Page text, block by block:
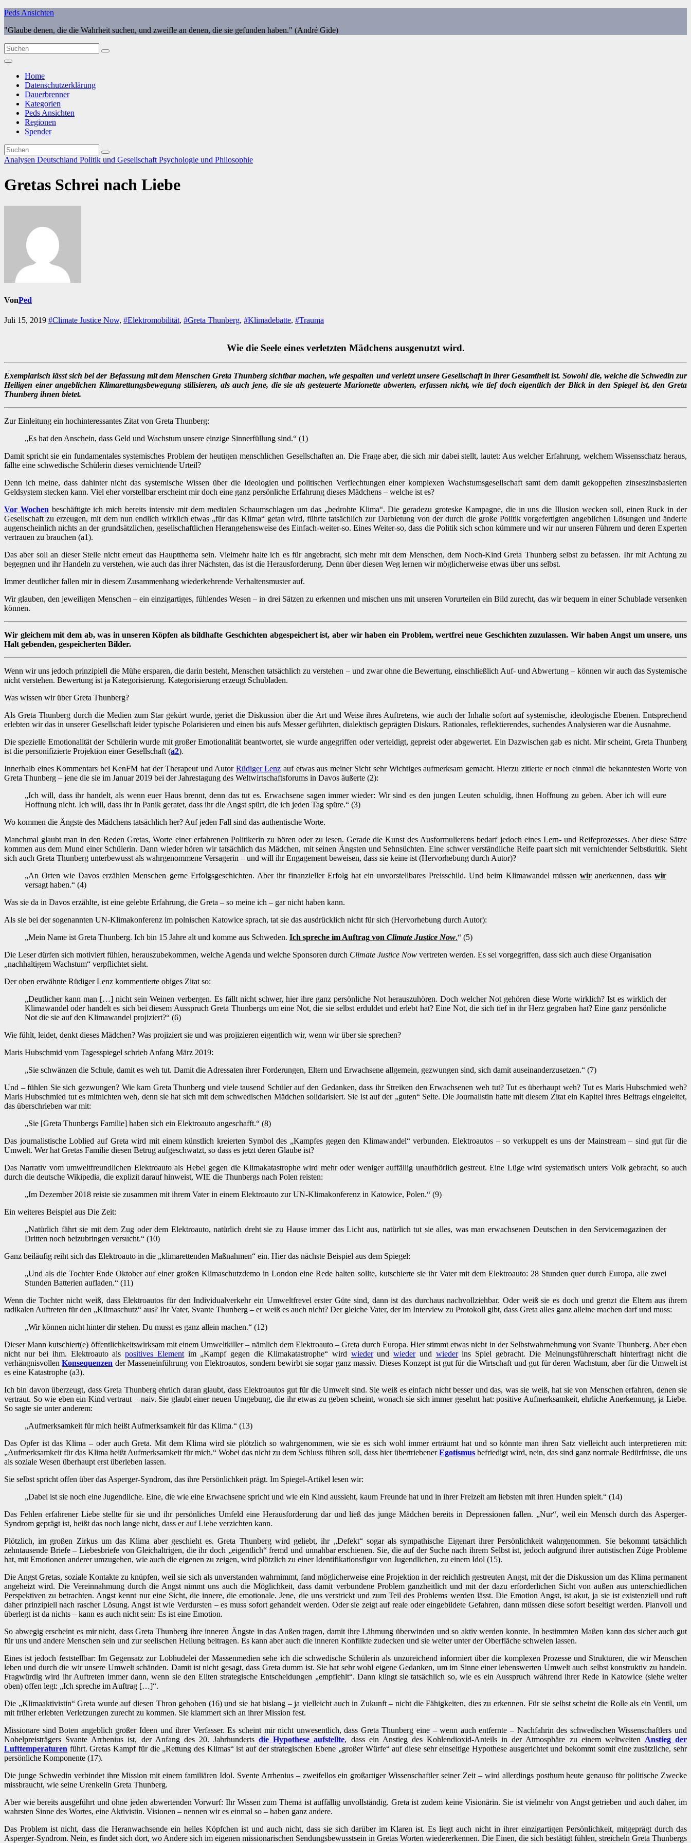
Zum
springen
Peds Ansichten
"Glaube denen, die die Wahrheit suchen, und zweifle an denen, die sie gefunden haben." (André Gide)
Home
Datenschutzerklärung
Dauerbrenner
Kategorien
Peds Ansichten
Regionen
Spender
Analysen Deutschland Politik und Gesellschaft Psychologie und Philosophie
Gretas Schrei nach Liebe
VonPed
Juli 15, 2019 #Climate Justice Now, #Elektromobilität, #Greta Thunberg, #Klimadebatte, #Trauma
Wie die Seele eines verletzten Mädchens ausgenutzt wird.
Exemplarisch lässt sich bei der Befassung mit dem Menschen Greta Thunberg sichtbar machen, wie gespalten und verletzt unsere Gesellschaft in ihrer Gesamtheit ist. Sowohl die, welche die Schwedin zur
Heiligen einer angeblichen Klimarettungsbewegung stilisieren, als auch jene, die sie als gesteuerte Marionette abwerten, erfassen nicht, wie tief doch eigentlich der Blick in den Spiegel ist, den Greta
Thunberg ihnen bietet.
Zur Einleitung ein hochinteressantes Zitat von Greta Thunberg:
„Es hat den Anschein, dass Geld und Wachstum unsere einzige Sinnerfüllung sind.“ (1)
Damit spricht sie ein fundamentales systemisches Problem der heutigen menschlichen Gesellschaften an. Die Frage aber, die sich mir dabei stellt, lautet: Aus welcher Erfahrung, welchem Wissensschatz heraus,
fällte eine schwedische Schülerin dieses vernichtende Urteil?
Denn ich meine, dass dahinter nicht das systemische Wissen über die Ideologien und politischen Verflechtungen einer komplexen Wachstumsgesellschaft samt dem damit gekoppelten zinseszinsbasierten
Geldsystem stecken kann. Viel eher vorstellbar erscheint mir doch eine ganz persönliche Erfahrung dieses Mädchens – welche ist es?
Vor Wochenbeschäftigte ich mich bereits intensiv mit dem medialen Schaumschlagen um das „bedrohte Klima“. Die geradezu groteske Kampagne, die in uns die Illusion wecken soll, einen Ruck in der
Gesellschaft zu erzeugen, mit dem nun endlich wirklich etwas „für das Klima“ getan wird, führte tatsächlich zur Darbietung von der durch die große Politik vorgefertigten angeblichen Lösungen und änderte
augenscheinlich nichts an der grundsätzlichen, gesellschaftlichen Herangehensweise des Einfach-weiter-so. Eines Weiter-so, dass die Politik sich schon kümmere und wir nur unseren Führern und deren Experten
vertrauen zu brauchen (a1).
Das aber soll an dieser Stelle nicht erneut das Hauptthema sein. Vielmehr halte ich es für angebracht, sich mehr mit dem Menschen, dem Noch-Kind Greta Thunberg selbst zu befassen. Ihr mit Achtung zu
begegnen und ihr Handeln zu verstehen, wie auch das ihrer Nächsten, das ist die Herausforderung. Denn über diesen Weg lernen wir möglicherweise etwas über uns selbst.
Immer deutlicher fallen mir in diesem Zusammenhang wiederkehrende Verhaltensmuster auf.
Wir glauben, den jeweiligen Menschen – ein einzigartiges, fühlendes Wesen – in drei Sätzen zu erkennen und mischen uns mit unseren Vorurteilen ein Bild zurecht, das wir bequem in einer Schublade versenken
können.
Wir gleichem mit dem ab, was in unseren Köpfen als bildhafte Geschichten abgespeichert ist, aber wir haben ein Problem, wertfrei neue Geschichten zuzulassen. Wir haben Angst um unsere, uns
Halt gebenden, gespeicherten Bilder.
Wenn wir uns jedoch prinzipiell die Mühe ersparen, die darin besteht, Menschen tatsächlich zu verstehen – und zwar ohne die Bewertung, einschließlich Auf- und Abwertung – können wir auch das Systemische
nicht verstehen. Bewertung ist ja Kategorisierung. Kategorisierung erzeugt Schubladen.
Was wissen wir über Greta Thunberg?
Als Greta Thunberg durch die Medien zum Star gekürt wurde, geriet die Diskussion über die Art und Weise ihres Auftretens, wie auch der Inhalte sofort auf systemische, ideologische Ebenen. Entsprechend
erlebten wir das in unserer Gesellschaft leider typische Polarisieren und einen bis aufs Messer geführten, dialektisch geprägten Diskurs. Rationales, reflektierendes, suchendes Analysieren war die Ausnahme.
Die spezielle Emotionalität der Schülerin wurde mit großer Emotionalität beantwortet, sie wurde angegriffen oder verteidigt, gepreist oder abgewertet. Ein Dazwischen gab es nicht. Mir scheint, Greta Thunberg
ist die personifizierte Projektion einer Gesellschaft (a2).
Innerhalb eines Kommentars bei KenFM hat der Therapeut und Autor Rüdiger Lenz auf etwas aus meiner Sicht sehr Wichtiges aufmerksam gemacht. Hierzu zitierte er noch einmal die bekanntesten Worte von
Greta Thunberg – jene die sie im Januar 2019 bei der Jahrestagung des Weltwirtschaftsforums in Davos äußerte (2):
„Ich will, dass ihr handelt, als wenn euer Haus brennt, denn das tut es. Erwachsene sagen immer wieder: Wir sind es den jungen Leuten schuldig, ihnen Hoffnung zu geben. Aber ich will eure
Hoffnung nicht. Ich will, dass ihr in Panik geratet, dass ihr die Angst spürt, die ich jeden Tag spüre.“ (3)
Wo kommen die Ängste des Mädchens tatsächlich her? Auf jeden Fall sind das authentische Worte.
Manchmal glaubt man in den Reden Gretas, Worte einer erfahrenen Politikerin zu hören oder zu lesen. Gerade die Kunst des Ausformulierens bedarf jedoch eines Lern- und Reifeprozesses. Aber diese Sätze
kommen aus dem Mund einer Schülerin. Dann wieder hören wir tatsächlich das Mädchen, mit seinen Ängsten und Sehnsüchten. Eine schwer verständliche Reife paart sich mit vernichtender Selbstkritik. Sieht
sich auch Greta Thunberg unterbewusst als wahrgenommene Versagerin – und will ihr Engagement beweisen, dass sie keine ist (Hervorhebung durch Autor)?
„An Orten wie Davos erzählen Menschen gerne Erfolgsgeschichten. Aber ihr finanzieller Erfolg hat ein unvorstellbares Preisschild. Und beim Klimawandel müssen wiranerkennen, dasswir
versagt haben.“ (4)
Was sie da in Davos erzählte, ist eine gelebte Erfahrung, die Greta – so meine ich – gar nicht haben kann.
Als sie bei der sogenannten UN-Klimakonferenz im polnischen Katowice sprach, tat sie das ausdrücklich nicht für sich (Hervorhebung durch Autor):
„Mein Name ist Greta Thunberg. Ich bin 15 Jahre alt und komme aus Schweden. Ich spreche im Auftrag von Climate Justice Now.“ (5)
Die Leser dürfen sich motiviert fühlen, herauszubekommen, welche Agenda und welche Sponsoren durch Climate Justice Now vertreten werden. Es sei vorgegriffen, dass sich auch diese Organisation
„nachhaltigem Wachstum“ verpflichtet sieht.
Der oben erwähnte Rüdiger Lenz kommentierte obiges Zitat so:
„Deutlicher kann man […] nicht sein Weinen verbergen. Es fällt nicht schwer, hier ihre ganz persönliche Not herauszuhören. Doch welcher Not gehören diese Worte wirklich? Ist es wirklich der
Klimawandel oder handelt es sich bei diesem Ausspruch Greta Thunbergs um eine Not, die sie selbst erduldet und erlebt hat? Eine Not, die sich tief in ihr Herz gegraben hat? Eine ganz persönliche
Not die sie auf den Klimawandel projiziert?“ (6)
Wie fühlt, leidet, denkt dieses Mädchen? Was projiziert sie und was projizieren eigentlich wir, wenn wir über sie sprechen?
Maris Hubschmid vom Tagesspiegel schrieb Anfang März 2019:
„Sie schwänzen die Schule, damit es weh tut. Damit die Adressaten ihrer Forderungen, Eltern und Erwachsene allgemein, gezwungen sind, sich damit auseinanderzusetzen.“ (7)
Und – fühlen Sie sich gezwungen? Wie kam Greta Thunberg und viele tausend Schüler auf den Gedanken, dass ihr Streiken den Erwachsenen weh tut? Tut es überhaupt weh? Tut es Maris Hubschmied weh?
Maris Hubschmied tut es mitnichten weh, denn sie hat sich mit dem schwedischen Mädchen solidarisiert. Sie ist auf der „guten“ Seite. Die Journalistin hatte mit diesem Zitat ein Kapitel ihres Beitrags eingeleitet,
das überschrieben war mit:
„Sie [Greta Thunbergs Familie] haben sich ein Elektroauto angeschafft.“ (8)
Das journalistische Loblied auf Greta wird mit einem künstlich kreierten Symbol des „Kampfes gegen den Klimawandel“ verbunden. Elektroautos – so verkuppelt es uns der Mainstream – sind gut für die
Umwelt. Wer hat Gretas Familie diesen Betrug aufgeschwatzt, so dass es jetzt deren Glaube ist?
Das Narrativ vom umweltfreundlichen Elektroauto als Hebel gegen die Klimakatastrophe wird mehr oder weniger auffällig unaufhörlich gestreut. Eine Lüge wird systematisch unters Volk gebracht, so auch
durch die deutsche Wikipedia, die explizit darauf hinweist, WIE die Thunbergs nach Polen reisten:
„Im Dezember 2018 reiste sie zusammen mit ihrem Vater in einem Elektroauto zur UN-Klimakonferenz in Katowice, Polen.“ (9)
Ein weiteres Beispiel aus Die Zeit:
„Natürlich fährt sie mit dem Zug oder dem Elektroauto, natürlich dreht sie zu Hause immer das Licht aus, natürlich tut sie alles, was man erwachsenen Deutschen in den Servicemagazinen der
Dritten noch beizubringen versucht.“ (10)
Ganz beiläufig reiht sich das Elektroauto in die „klimarettenden Maßnahmen“ ein. Hier das nächste Beispiel aus dem Spiegel:
„Und als die Tochter Ende Oktober auf einer großen Klimaschutzdemo in London eine Rede halten sollte, kutschierte sie ihr Vater mit dem Elektroauto: 28 Stunden quer durch Europa, alle zwei
Stunden Batterien aufladen.“ (11)
Wenn die Tochter nicht weiß, dass Elektroautos für den Individualverkehr ein Umweltfrevel erster Güte sind, dann ist das durchaus nachvollziehbar. Oder weiß sie es doch und grenzt die Eltern aus ihrem
radikalen Auftreten für den „Klimaschutz“ aus? Ihr Vater, Svante Thunberg – er weiß es auch nicht? Der gleiche Vater, der im Interview zu Protokoll gibt, dass Greta alles ganz alleine machen darf und muss:
„Wir können nicht hinter dir stehen. Du musst es ganz allein machen.“ (12)
Dieser Mann kutschiert(e) öffentlichkeitswirksam mit einem Umweltkiller – nämlich dem Elektroauto – Greta durch Europa. Hier stimmt etwas nicht in der Selbstwahrnehmung von Svante Thunberg. Aber eben
nicht nur bei ihm. Elektroauto alspositives Elementim „Kampf gegen die Klimakatastrophe“ wird wiederundwiederund wiederins Spiel gebracht. Die Meinungsführerschaft hinterfragt nicht die
verhängnisvollenKonsequenzen der Masseneinführung von Elektroautos, sondern bewirbt sie sogar ganz massiv. Dieses Konzept ist gut für die Wirtschaft und gut für deren Wachstum, aber für die Umwelt ist
es eine Katastrophe (a3).
Ich bin davon überzeugt, dass Greta Thunberg ehrlich daran glaubt, dass Elektroautos gut für die Umwelt sind. Sie weiß es einfach nicht besser und das, was sie weiß, hat sie von Menschen erfahren, denen sie
vertraut. So wie eben ein Kind vertraut – naiv. Sie glaubt einer neuen Umgebung, die ihr etwas zu geben scheint, wonach sie sich immer gesehnt hat: positive Aufmerksamkeit, ehrliche Anerkennung, ja Liebe.
So sagte sie unter anderem:
„Aufmerksamkeit für mich heißt Aufmerksamkeit für das Klima.“ (13)
Das Opfer ist das Klima – oder auch Greta. Mit dem Klima wird sie plötzlich so wahrgenommen, wie sie es sich wohl immer erträumt hat und so könnte man ihren Satz vielleicht auch interpretieren mit:
„Aufmerksamkeit für das Klima heißt Aufmerksamkeit für mich.“ Wobei das nicht zu dem Schluss führen soll, dass hier übertriebenerEgotismusbefriedigt wird, nein, das sind ganz normale Bedürfnisse, die uns
als soziale Wesen überhaupt erst überleben lassen.
Sie selbst spricht offen über das Asperger-Syndrom, das ihre Persönlichkeit prägt. Im Spiegel-Artikel lesen wir:
„Dabei ist sie noch eine Jugendliche. Eine, die wie eine Erwachsene spricht und wie ein Kind aussieht, kaum Freunde hat und in ihrer Freizeit am liebsten mit ihren Hunden spielt.“ (14)
Das Fehlen erfahrener Liebe stellte für sie und ihr persönliches Umfeld eine Herausforderung dar und ließ das junge Mädchen bereits in Depressionen fallen. „Nur“, weil ein Mensch durch das Asperger-
Syndrom geprägt ist, heißt das noch lange nicht, dass er auf Liebe verzichten kann.
Plötzlich, im großen Zirkus um das Klima aber geschieht es. Greta Thunberg wird geliebt, ihr „Defekt“ sogar als sympathische Eigenart ihrer Persönlichkeit wahrgenommen. Sie bekommt tatsächlich
zehntausende Briefe – Liebesbriefe von Gleichaltrigen, die ihr doch „eigentlich“ fremd und unnahbar erschienen. Sie, die auf der Suche nach ihrem Selbst ist, jedoch aufgrund ihrer autistischen Züge Probleme
hat, mit Emotionen anderer umzugehen, wie auch die eigenen zu zeigen, wird plötzlich zu einer Identifikationsfigur von Jugendlichen, zu einem Idol (15).
Die Angst Gretas, soziale Kontakte zu knüpfen, weil sie sich als unverstanden wahrnimmt, fand möglicherweise eine Projektion in der reichlich gestreuten Angst, mit der die Diskussion um das Klima permanent
angeheizt wird. Die Vereinnahmung durch die Angst nimmt uns auch die Möglichkeit, dass damit verbundene Problem ganzheitlich und mit der dazu erforderlichen Sicht von außen aus unterschiedlichen
Perspektiven zu betrachten. Angst kennt nur eine Sicht, die innere, die emotionale. Jene, die uns verstrickt und zum Teil des Problems werden lässt. Die Emotion Angst, ist akut, ja sie ist existenziell und ruft
daher prinzipiell nach rascher Lösung. Angst ist wie Verdursten – es muss sofort gehandelt werden. Oder sie zeigt auf reale oder eingebildete Gefahren, dann müssen diese sofort beseitigt werden. Planvoll und
überlegt ist da nichts – kann es auch nicht sein: Es ist eine Emotion.
So abwegig erscheint es mir nicht, dass Greta Thunberg ihre inneren Ängste in das Außen tragen, damit ihre Lähmung überwinden und so aktiv werden konnte. In bestimmten Maßen kann das sicher auch gut
für uns und andere Menschen sein und zur seelischen Heilung beitragen. Es kann aber auch die inneren Konflikte zudecken und sie weiter unter der Oberfläche schwelen lassen.
Eines ist jedoch feststellbar: Im Gegensatz zur Lobhudelei der Massenmedien sehe ich die schwedische Schülerin als unzureichend informiert über die komplexen Prozesse und Strukturen, die wir Menschen
leben und durch die wir unsere Umwelt schänden. Damit ist nicht gesagt, dass Greta dumm ist. Sie hat sehr wohl eigene Gedanken, um im Sinne einer lebenswerten Umwelt auch selbst konstruktiv zu handeln.
Fragwürdig wird ihr Auftreten immer dann, wenn sie den Eliten strategische Entscheidungen „empfiehlt“. Dann klingt sie tatsächlich so, wie es ein Ausspruch während ihrer Rede in Katowice (siehe weiter
oben) offen legt: „Ich spreche im Auftrag […]“.
Die „Klimaaktivistin“ Greta wurde auf diesen Thron gehoben (16) und sie hat bislang – ja vielleicht auch in Zukunft – nicht die Fähigkeiten, dies zu erkennen. Für sie selbst scheint die Rolle als ein Ventil, um
mit früher erlebten Verletzungen zurecht zu kommen. Sie klammert sich an ihrer Mission fest.
Missionare sind Boten angeblich großer Ideen und ihrer Verfasser. Es scheint mir nicht unwesentlich, dass Greta Thunberg eine – wenn auch entfernte – Nachfahrin des schwedischen Wissenschaftlers und
Nobelpreisträgers Svante Arrhenius ist, der Anfang des 20. Jahrhundertsdie Hypothese aufstellte, dass ein Anstieg des Kohlendioxid-Anteils in der Atmosphäre zu einem weltweiten Anstieg der
Lufttemperaturen führt. Gretas Kampf für die „Rettung des Klimas“ ist auf der strategischen Ebene „großer Würfe“ auf diese sehr einseitige Hypothese ausgerichtet und bekommt somit eine zusätzliche, sehr
persönliche Komponente (17).
Die junge Schwedin verbindet ihre Mission mit einem familiären Idol. Svente Arrhenius – zweifellos ein großartiger Wissenschaftler seiner Zeit – wird allerdings posthum heute genauso für politische Zwecke
missbraucht, wie seine Urenkelin Greta Thunberg.
Aber wie bereits ausgeführt und ohne jeden abwertenden Vorwurf: Ihr Wissen zum Thema ist auffällig unvollständig. Greta ist zudem keine Visionärin. Sie ist vielmehr von Angst getrieben und auch daher, im
wahrsten Sinne des Wortes, eine Aktivistin. Visionen – nennen wir es einmal so – haben ganz andere.
Das Problem ist nicht, dass die Heranwachsende ein helles Köpfchen ist und auch nicht, dass sie sich darüber im Klaren ist. Es liegt auch nicht in ihrer einzigartigen Persönlichkeit, mitgeprägt durch das
Asperger-Syndrom. Nein, es findet sich dort, wo Andere sich im eigenen missionarischen Sendungsbewusstsein in Gretas Worten wiedererkennen. Die Einen, die sich bestätigt fühlen, streicheln Greta Thunbergs